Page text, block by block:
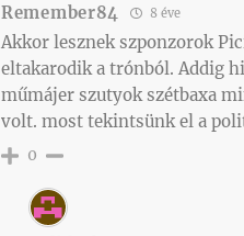
Remember84 8 éve
Akkor lesznek szponzorok
eltakarodik a trónból. Addig
műmájer szutyok szétbaxa
volt. most tekintsünk el a
0